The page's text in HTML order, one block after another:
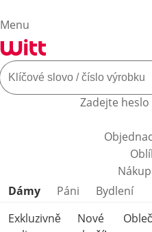
Menu
Zadejte
Přeskočit kategorie produktů
Dámy Páni
Bydlení
Exkluzivně
Nové